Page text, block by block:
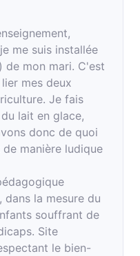
me suis installée
mon mari. C'est
mes deux
Je fais
lait en glace,
donc de quoi
manière ludique
dans la mesure du
souffrant de
Site
le bien-